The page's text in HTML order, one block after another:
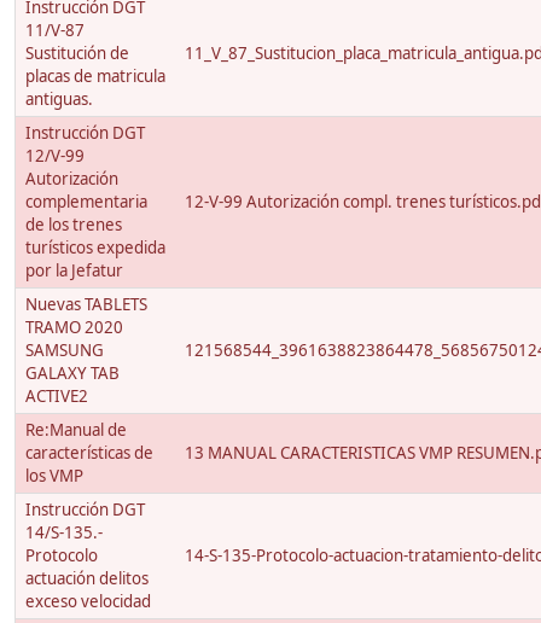
Instrucción DGT
11/V-87
Sustitución de
placas de matricula
antiguas.
Instrucción DGT
12/V-99
Autorización
complementaria
de los trenes
turísticos expedida
por la Jefatur
12-V-99 Autorización compl. trenes
Nuevas TABLETS
TRAMO 2020
SAMSUNG
GALAXY TAB
ACTIVE2
Re:Manual de
características de
los VMP
13 MANUAL CARACTERISTICAS VMP
Instrucción DGT
14/S-135.-
Protocolo
actuación delitos
exceso velocidad
14-S-135-Protocolo-actuacion-tratamiento-